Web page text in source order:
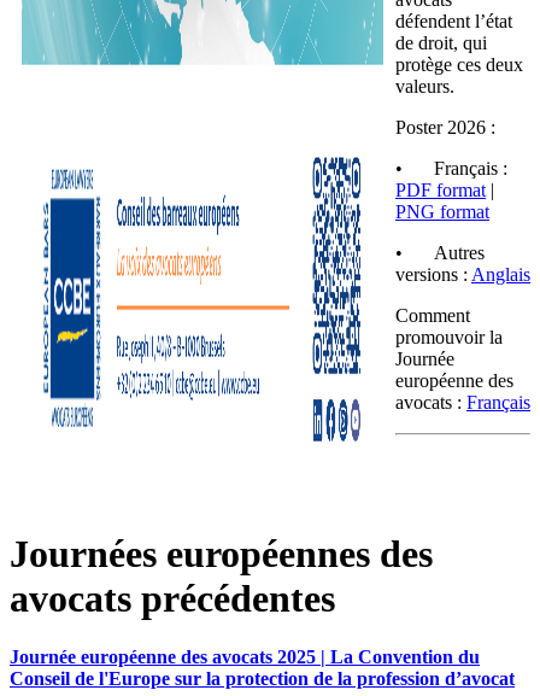
défendent l’état
de droit, qui
protège ces deux
valeurs.
Poster 2026 :
•
Français :
PDF format |
PNG format
•
Autres
versions : Anglais
Comment
promouvoir la
Journée
européenne des
avocats : Français
Journées européennes des
avocats précédentes
Journée européenne des avocats 2025 | La Convention du
Conseil de l'Europe sur la protection de la profession d’avocat